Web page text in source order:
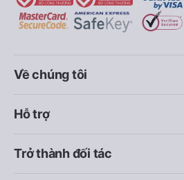
Về chúng tôi
Hỗ trợ
Trở thành đối tác